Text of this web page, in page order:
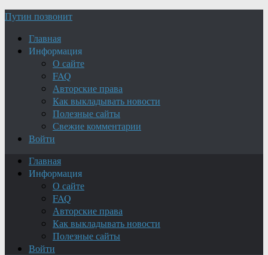
Путин позвонит
Главная
Информация
О сайте
FAQ
Авторские права
Как выкладывать новости
Полезные сайты
Свежие комментарии
Войти
Главная
Информация
О сайте
FAQ
Авторские права
Как выкладывать новости
Полезные сайты
Войти